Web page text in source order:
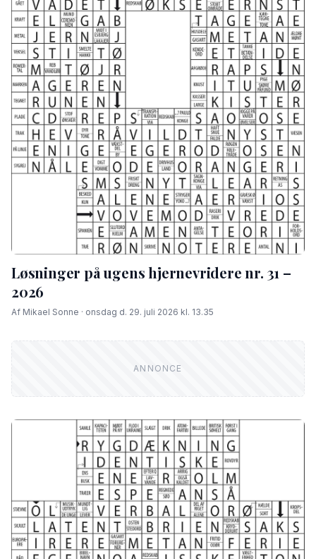
Løsninger på ugens hjernevridere nr. 31 –
2026
Af Mikael Sonne · onsdag d. 29. juli 2026 kl. 13.35